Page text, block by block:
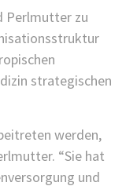
Perlmutter zu
strategischen
werden,
“Sie hat
und